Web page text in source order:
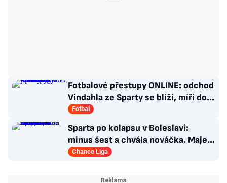
Fotbalové přestupy ONLINE: odchod
Vindahla ze Sparty se blíží, míří do
druhé italské ligy
Fotbal
Sparta po kolapsu v Boleslavi:
minus šest a chvála nováčka. Majer
má silnou zbraň
Chance Liga